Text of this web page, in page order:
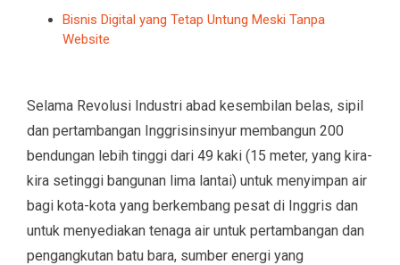
Bisnis Digital yang Tetap Untung Meski Tanpa
Website
Selama Revolusi Industri abad kesembilan belas, sipil
dan pertambangan Inggrisinsinyur membangun 200
bendungan lebih tinggi dari 49 kaki (15 meter, yang kira-
kira setinggi bangunan lima lantai) untuk menyimpan air
bagi kota-kota yang berkembang pesat di Inggris dan
untuk menyediakan tenaga air untuk pertambangan dan
pengangkutan batu bara, sumber energi yang